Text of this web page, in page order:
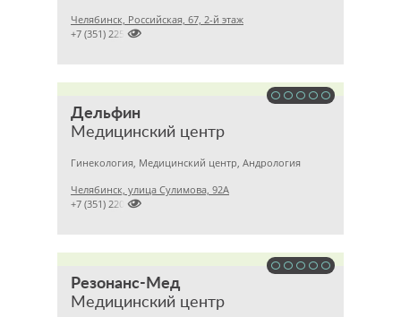
Челябинск, Российская, 67, 2-й этаж

+7 (351) 2256145
Дельфин
Медицинский центр
Гинекология, Медицинский центр, Андрология
Челябинск, улица Сулимова, 92А

+7 (351) 2201843
Резонанс-Мед
Медицинский центр